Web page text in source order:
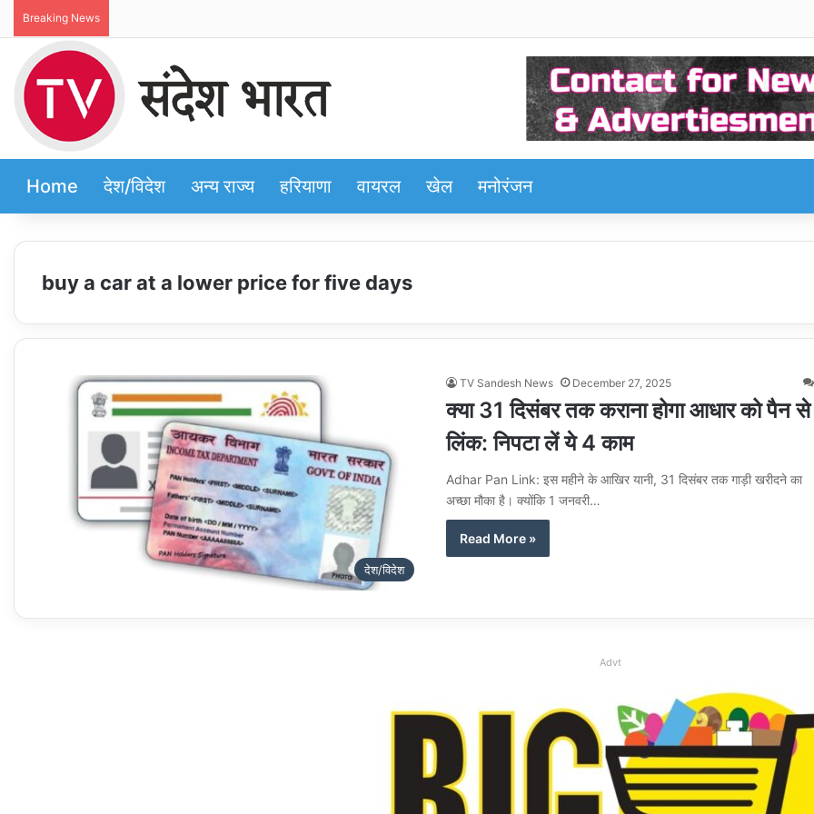
Breaking News
Home देश/विदेश अन्य राज्य हरियाणा वायरल खेल मनोरंजन
buy a car at a lower price for five days
देश/विदेश
TV Sandesh News December 27, 2025
क्या 31 दिसंबर तक कराना होगा आधार को पैन से
लिंक: निपटा लें ये 4 काम
Adhar Pan Link: इस महीने के आखिर यानी, 31 दिसंबर तक गाड़ी खरीदने का
अच्छा मौका है। क्योंकि 1 जनवरी…
Read More »
Advt